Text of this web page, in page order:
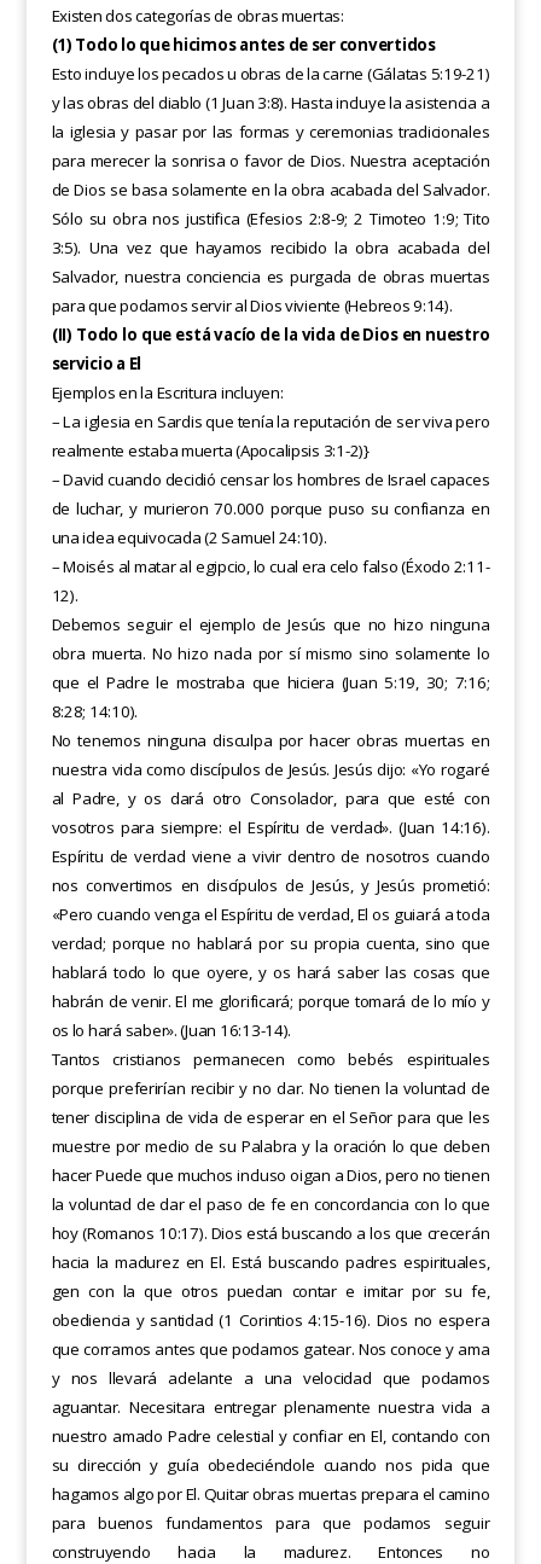
Existen dos categorías de obras muertas:
(1) Todo lo que hicimos antes de ser convertidos
Esto incluye los pecados u obras de la carne (Gálatas 5:19-21)
y las obras del diablo (1 Juan 3:8). Hasta incluye la asistencia a
la iglesia y pasar por las formas y ceremonias tradicionales
para merecer la sonrisa o favor de Dios. Nuestra aceptación
de Dios se basa solamente en la obra acabada del Salvador.
Sólo su obra nos justifica (Efesios 2:8-9; 2 Timoteo 1:9; Tito
3:5). Una vez que hayamos recibido la obra acabada del
Salvador, nuestra conciencia es purgada de obras muertas
para que podamos servir al Dios viviente (Hebreos 9:14).
(II) Todo lo que está vacío de la vida de Dios en nuestro
servicio a El
Ejemplos en la Escritura incluyen:
– La iglesia en Sardis que tenía la reputación de ser viva pero
realmente estaba muerta (Apocalipsis 3:1-2)}
– David cuando decidió censar los hombres de Israel capaces
de luchar, y murieron 70.000 porque puso su confianza en
una idea equivocada (2 Samuel 24:10).
– Moisés al matar al egipcio, lo cual era celo falso (Éxodo 2:11-
12).
Debemos seguir el ejemplo de Jesús que no hizo ninguna
obra muerta. No hizo nada por sí mismo sino solamente lo
que el Padre le mostraba que hiciera (Juan 5:19, 30; 7:16;
8:28; 14:10).
No tenemos ninguna disculpa por hacer obras muertas en
nuestra vida como discípulos de Jesús. Jesús dijo: «Yo rogaré
al Padre, y os dará otro Consolador, para que esté con
vosotros para siempre: el Espíritu de verdad». (Juan 14:16).
Espíritu de verdad viene a vivir dentro de nosotros cuando
nos convertimos en discípulos de Jesús, y Jesús prometió:
«Pero cuando venga el Espíritu de verdad, El os guiará a toda
verdad; porque no hablará por su propia cuenta, sino que
hablará todo lo que oyere, y os hará saber las cosas que
habrán de venir. El me glorificará; porque tomará de lo mío y
os lo hará saber». (Juan 16:13-14).
Tantos cristianos permanecen como bebés espirituales
porque preferirían recibir y no dar. No tienen la voluntad de
tener disciplina de vida de esperar en el Señor para que les
muestre por medio de su Palabra y la oración lo que deben
hacer Puede que muchos incluso oigan a Dios, pero no tienen
la voluntad de dar el paso de fe en concordancia con lo que
hoy (Romanos 10:17). Dios está buscando a los que crecerán
hacia la madurez en El. Está buscando padres espirituales,
gen con la que otros puedan contar e imitar por su fe,
obediencia y santidad (1 Corintios 4:15-16). Dios no espera
que corramos antes que podamos gatear. Nos conoce y ama
y nos llevará adelante a una velocidad que podamos
aguantar. Necesitara entregar plenamente nuestra vida a
nuestro amado Padre celestial y confiar en El, contando con
su dirección y guía obedeciéndole cuando nos pida que
hagamos algo por El. Quitar obras muertas prepara el camino
para buenos fundamentos para que podamos seguir
construyendo hacia la madurez. Entonces no